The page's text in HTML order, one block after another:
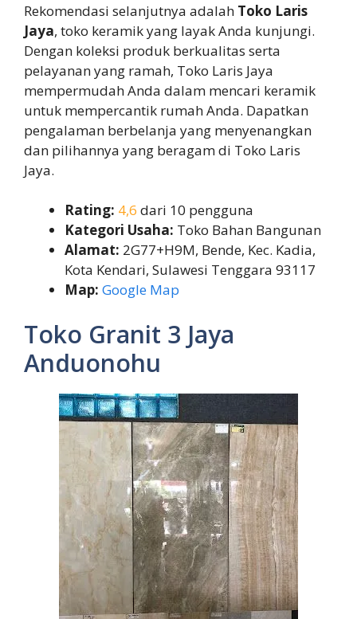
Rekomendasi selanjutnya adalah Toko Laris
Jaya, toko keramik yang layak Anda kunjungi.
Dengan koleksi produk berkualitas serta
pelayanan yang ramah, Toko Laris Jaya
mempermudah Anda dalam mencari keramik
untuk mempercantik rumah Anda. Dapatkan
pengalaman berbelanja yang menyenangkan
dan pilihannya yang beragam di Toko Laris
Jaya.
Rating: 4,6 dari 10 pengguna
Kategori Usaha: Toko Bahan Bangunan
Alamat: 2G77+H9M, Bende, Kec. Kadia,
Kota Kendari, Sulawesi Tenggara 93117
Map: Google Map
Toko Granit 3 Jaya
Anduonohu